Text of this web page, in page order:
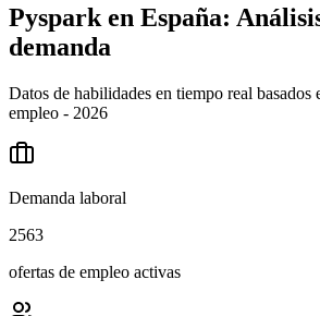
Pyspark en España:
demanda
Datos de habilidades en tiempo real basados
empleo - 2026
Demanda laboral
2563
ofertas de empleo activas